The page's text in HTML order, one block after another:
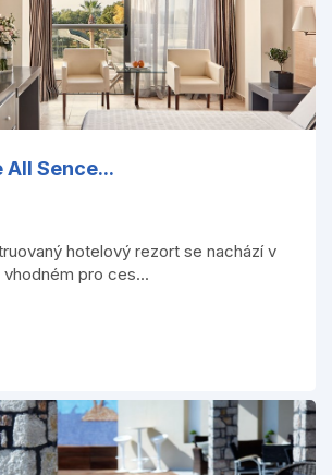
All Sence...
hotelový rezort se nachází v
pro ces...